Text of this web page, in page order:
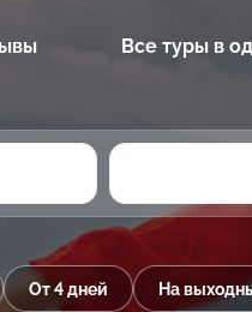
Все туры в
От 4 дней На